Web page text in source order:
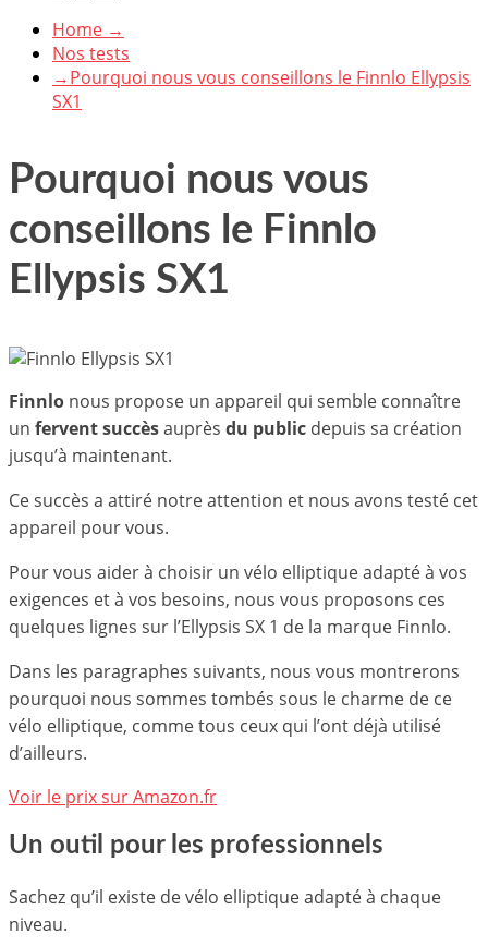
Home →
Nos tests
→Pourquoi nous vous conseillons le Finnlo Ellypsis
SX1
Pourquoi nous vous
conseillons le Finnlo
Ellypsis SX1
Finnlo nous propose un appareil qui semble connaître
un fervent succèsauprès du public depuis sa création
jusqu’à maintenant.
Ce succès a attiré notre attention et nous avons testé cet
appareil pour vous.
Pour vous aider à choisir un vélo elliptique adapté à vos
exigences et à vos besoins, nous vous proposons ces
quelques lignes sur l’Ellypsis SX 1 de la marque Finnlo.
Dans les paragraphes suivants, nous vous montrerons
pourquoi nous sommes tombés sous le charme de ce
vélo elliptique, comme tous ceux qui l’ont déjà utilisé
d’ailleurs.
Voir le prix sur Amazon.fr
Un outil pour les professionnels
Sachez qu’il existe de vélo elliptique adapté à chaque
niveau.